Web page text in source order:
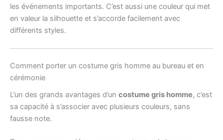
les événements importants. C’est aussi une couleur qui met
en valeur la silhouette et s’accorde facilement avec
différents styles.
Comment porter un costume gris homme au bureau et en
cérémonie
L’un des grands avantages d’un costume gris homme, c’est
sa capacité à s’associer avec plusieurs couleurs, sans
fausse note.